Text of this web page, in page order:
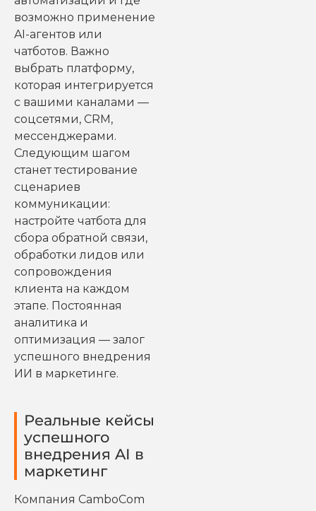
возможно применение
AI-агентов или
чатботов. Важно
выбрать платформу,
которая интегрируется
с вашими каналами —
соцсетями, CRM,
мессенджерами.
Следующим шагом
станет тестирование
сценариев
коммуникации:
настройте чатбота для
сбора обратной связи,
обработки лидов или
сопровождения
клиента на каждом
этапе. Постоянная
аналитика и
оптимизация — залог
успешного внедрения
ИИ в маркетинге.
Реальные кейсы
успешного
внедрения AI в
маркетинг
Компания CamboCom